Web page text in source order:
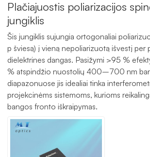
Plačiajuostis poliarizacijos
jungiklis
Šis jungiklis sujungia ortogonaliai
p šviesą) į vieną nepoliarizuotą išvestį per
dielektrines dangas. Pasižymi >95 %
% atspindžio nuostolių 400–700 nm
diapazonuose jis idealiai tinka
projekcinėms sistemoms, kurioms
bangos fronto iškraipymas.